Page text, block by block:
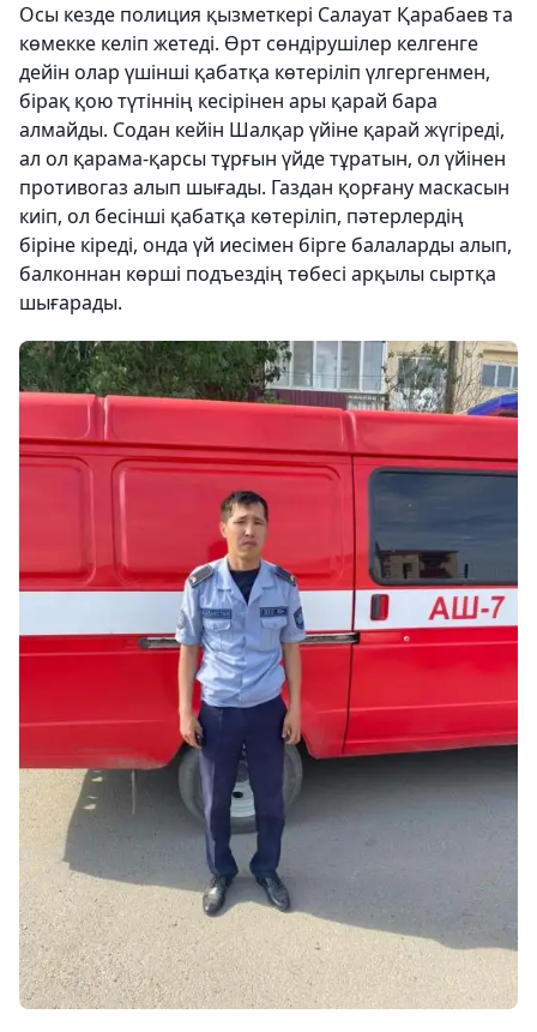
Осы кезде полиция қызметкері Салауат Қарабаев та
көмекке келіп жетеді. Өрт сөндірушілер келгенге
дейін олар үшінші қабатқа көтеріліп үлгергенмен,
бірақ қою түтіннің кесірінен ары қарай бара
алмайды. Содан кейін Шалқар үйіне қарай жүгіреді,
ал ол қарама-қарсы тұрғын үйде тұратын, ол үйінен
противогаз алып шығады. Газдан қорғану маскасын
киіп, ол бесінші қабатқа көтеріліп, пәтерлердің
біріне кіреді, онда үй иесімен бірге балаларды алып,
балконнан көрші подъездің төбесі арқылы сыртқа
шығарады.